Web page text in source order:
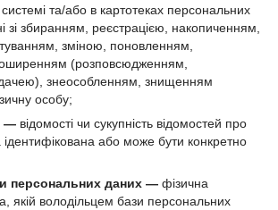
та/або в картотеках персональних
зі збиранням, реєстрацією, накопиченням,
зміною, поновленням,
(розповсюдженням,
знеособленням, знищенням
особу;
— відомості чи сукупність відомостей про
ідентифікована або може бути конкретно
персональних даних — фізична
якій володільцем бази персональних